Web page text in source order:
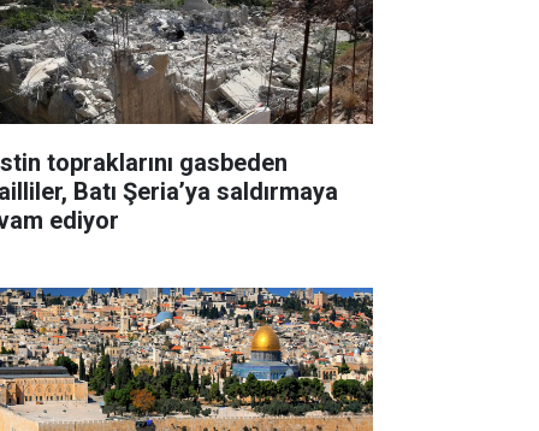
topraklarını gasbeden
Batı Şeria’ya saldırmaya
ediyor